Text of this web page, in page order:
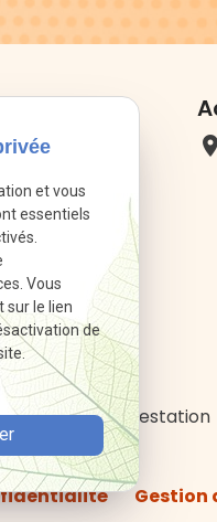
place
Prestation
Gestion
et vous
essentiels
Vous
sur le lien
de